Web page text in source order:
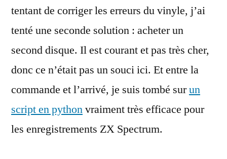
tentant de corriger les erreurs du vinyle, j’ai
tenté une seconde solution : acheter un
second disque. Il est courant et pas très cher,
donc ce n’était pas un souci ici. Et entre la
commande et l’arrivé, je suis tombé surun
script en pythonvraiment très efficace pour
les enregistrements ZX Spectrum.